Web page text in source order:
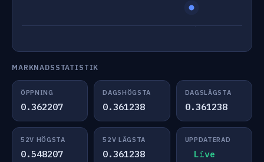
MARKNADSSTATISTIK
ÖPPNING
0.362207
DAGSHÖGSTA
0.361238
DAGSLÄGSTA
0.361238
52V HÖGSTA
0.548207
52V LÄGSTA
0.361238
UPPDATERAD
Live